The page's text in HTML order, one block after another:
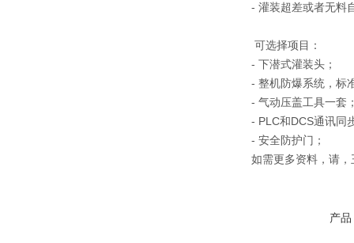
- 灌装超差或者无料
可选择项目：
- 下潜式灌装头；
- 整机防爆系统，标
- 气动压盖工具一套
- PLC和DCS通讯同
- 安全防护门；
如需更多资料，请，
产品